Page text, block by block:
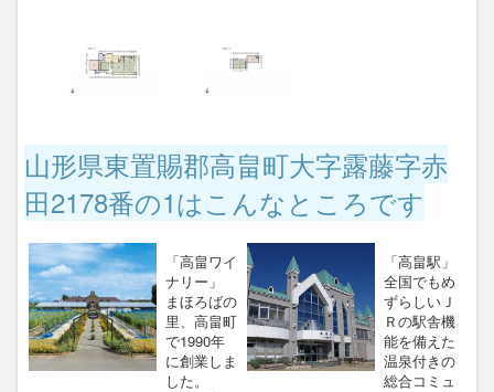
山形県東置賜郡高畠町大字露藤字赤
田2178番の1はこんなところです
「高畠ワイ
ナリー」
まほろばの
里、高畠町
で1990年
に創業しま
した。
「高畠駅」
全国でもめ
ずらしいＪ
Ｒの駅舎機
能を備えた
温泉付きの
総合コミュ